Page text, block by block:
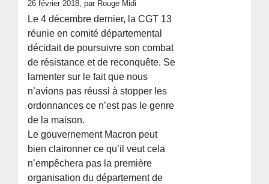
26 février 2018, par Rouge Midi
Le 4 décembre dernier, la CGT 13
réunie en comité départemental
décidait de poursuivre son combat
de résistance et de reconquête. Se
lamenter sur le fait que nous
n’avions pas réussi à stopper les
ordonnances ce n’est pas le genre
de la maison.
Le gouvernement Macron peut
bien claironner ce qu’il veut cela
n’empêchera pas la première
organisation du département de